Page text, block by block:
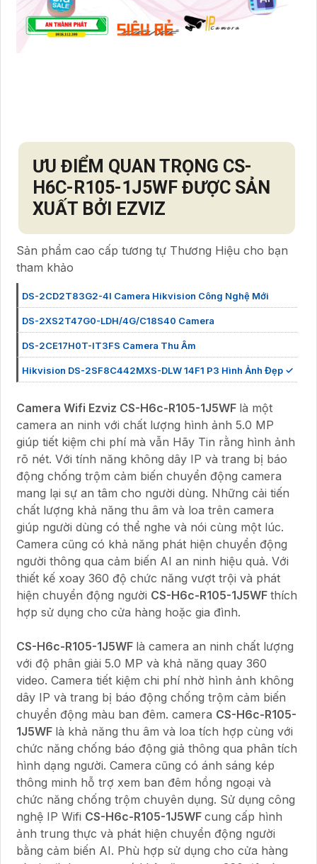
ƯU ĐIỂM QUAN TRỌNG CS-
H6C-R105-1J5WF ĐƯỢC SẢN
XUẤT BỞI EZVIZ
Sản phẩm cao cấp tương tự Thương Hiệu cho bạn
tham khảo
DS-2CD2T83G2-4I Camera Hikvision Công Nghệ Mới
DS-2XS2T47G0-LDH/4G/C18S40 Camera
DS-2CE17H0T-IT3FS Camera Thu Âm
Hikvision DS-2SF8C442MXS-DLW 14F1 P3 Hình Ảnh Đẹp ✓
Camera Wifi Ezviz CS-H6c-R105-1J5WF là một
camera an ninh với chất lượng hình ảnh 5.0 MP
giúp tiết kiệm chi phí mà vẫn Hãy Tin rằng hình ảnh
rõ nét. Với tính năng không dây IP và trang bị báo
động chống trộm cảm biến chuyển động camera
mang lại sự an tâm cho người dùng. Những cải tiến
chất lượng khả năng thu âm và loa trên camera
giúp người dùng có thể nghe và nói cùng một lúc.
Camera cũng có khả năng phát hiện chuyển động
người thông qua cảm biến AI an ninh hiệu quả. Với
thiết kế xoay 360 độ chức năng vượt trội và phát
hiện chuyển động người CS-H6c-R105-1J5WF thích
hợp sử dụng cho cửa hàng hoặc gia đình.
CS-H6c-R105-1J5WF là camera an ninh chất lượng
với độ phân giải 5.0 MP và khả năng quay 360
video. Camera tiết kiệm chi phí nhờ hình ảnh không
dây IP và trang bị báo động chống trộm cảm biến
chuyển động màu ban đêm. camera CS-H6c-R105-
1J5WF là khả năng thu âm và loa tích hợp cùng với
chức năng chống báo động giả thông qua phân tích
hình dạng người. Camera cũng có ánh sáng kép
thông minh hỗ trợ xem ban đêm hồng ngoại và
chức năng chống trộm chuyên dụng. Sử dụng công
nghệ IP Wifi CS-H6c-R105-1J5WF cung cấp hình
ảnh trung thực và phát hiện chuyển động người
bằng cảm biến AI. Phù hợp sử dụng cho cửa hàng